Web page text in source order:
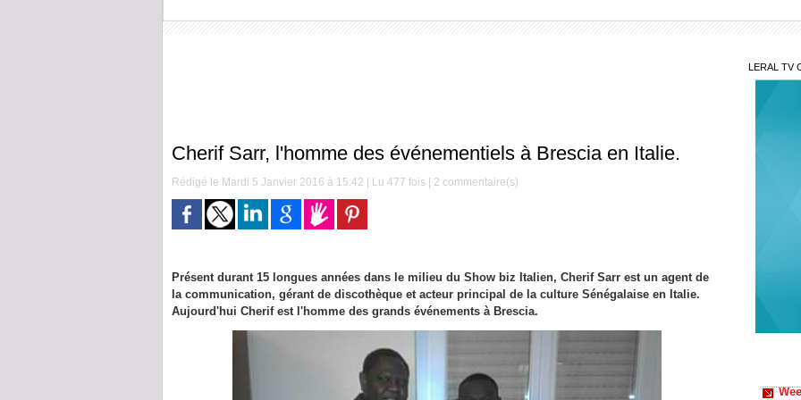
Cherif Sarr, l'homme des événementiels à Brescia en Italie.
Rédigé le Mardi 5 Janvier 2016 à 15:42 | Lu 477 fois | 2 commentaire(s)
Présent durant 15 longues années dans le milieu du Show biz Italien, Cherif Sarr est un agent de
la communication, gérant de discothèque et acteur principal de la culture Sénégalaise en Italie.
Aujourd'hui Cherif est l'homme des grands événements à Brescia.
LERAL TV